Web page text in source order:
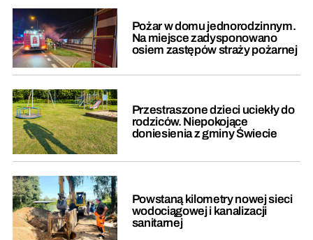
Pożar w domu jednorodzinnym.
Na miejsce zadysponowano
osiem zastępów straży pożarnej
Przestraszone dzieci uciekły do
rodziców. Niepokojące
doniesienia z gminy Świecie
Powstaną kilometry nowej sieci
wodociągowej i kanalizacji
sanitarnej